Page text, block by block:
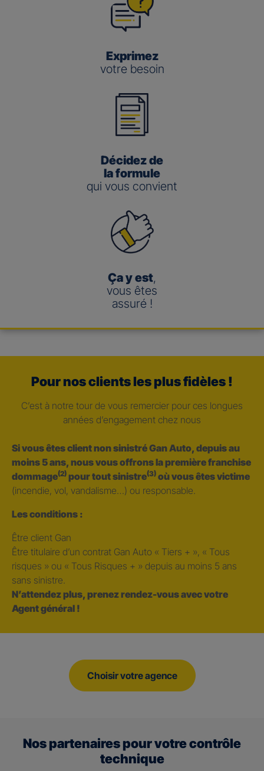
Exprimez
votre besoin
Décidez de
la formule
qui vous convient
Ça y est,
vous êtes
assuré !
Pour nos clients les plus fidèles !
C’est à notre tour de vous remercier pour ces longues
années d’engagement chez nous
Si vous êtes client non sinistré Gan Auto, depuis au
moins 5 ans, nous vous offrons la première franchise
dommage(2) pour tout sinistre(3) où vous êtes victime
(incendie, vol, vandalisme…) ou responsable.
Les conditions :
Être client Gan
Être titulaire d’un contrat Gan Auto « Tiers + », « Tous
risques » ou « Tous Risques + » depuis au moins 5 ans
sans sinistre.
N’attendez plus, prenez rendez-vous avec votre
Agent général !
Choisir votre agence
Nos partenaires pour votre contrôle
technique